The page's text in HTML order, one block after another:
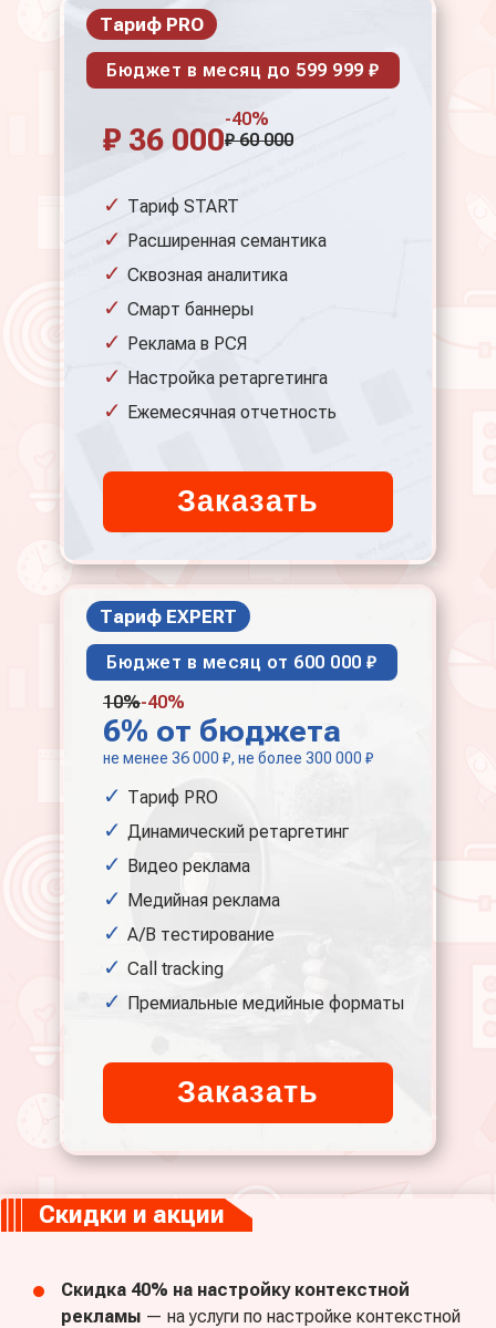
Тариф PRO
Бюджет в месяц до 599 999 ₽
₽ 36 000
-40%
₽ 60 000
Тариф START
Расширенная семантика
Сквозная аналитика
Смарт баннеры
Реклама в РСЯ
Настройка ретаргетинга
Ежемесячная отчетность
Заказать
Тариф EXPERT
Бюджет в месяц от 600 000 ₽
10%-40%
6% от бюджета
не менее 36 000 ₽, не более 300 000 ₽
Тариф PRO
Динамический ретаргетинг
Видео реклама
Медийная реклама
A/B тестирование
Call tracking
Премиальные медийные форматы
Заказать
Скидки и акции
Скидка 40% на настройку контекстной
рекламы — на услуги по настройке контекстной